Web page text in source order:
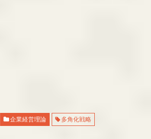
企業経営理論 多角化戦略